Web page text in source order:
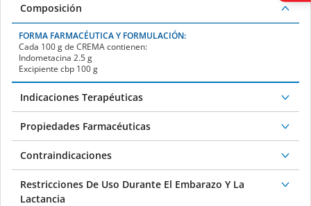
Composición
FORMA FARMACÉUTICA Y FORMULACIÓN:
Cada 100 g de CREMAcontienen:
Indometacina 2.5 g
Excipiente cbp 100 g
Indicaciones Terapéuticas
Propiedades Farmacéuticas
Contraindicaciones
Restricciones De Uso Durante El Embarazo Y La
Lactancia